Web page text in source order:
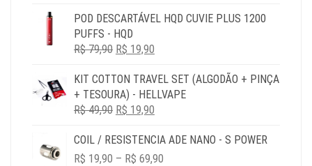
ORIGINAL
ERA:
R$ 79,90.
ATUAL
POD DESCARTÁVEL HQD CUVIE PLUS 1200
PUFFS - HQD
R$79,90 O
ORIGINAL
ERA:
R$ 79,90.
R$ 19,90
ATUAL
É:
KIT COTTON TRAVEL SET (ALGODÃO + PINÇA
+ TESOURA) - HELLVAPE
R$49,90 O
ORIGINAL
ERA:
R$ 19,90
ATUAL
É:
COIL / RESISTENCIA ADE NANO - S POWER
R$ 19,90 – R$ 69,90